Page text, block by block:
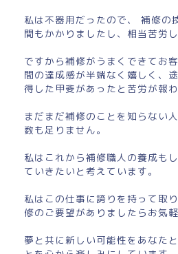
私は不器用だったので、 補修の
間もかかりましたし、相当苦労し
ですから補修がうまくできてお
間の達成感が半端なく嬉しく、
得した甲斐があったと苦労が報わ
まだまだ補修のことを知らない
数も足りません。
私はこれから補修職人の養成も
ていきたいと考えています。
私はこの仕事に誇りを持って取
修のご要望がありましたらお気
夢と共に新しい可能性をあなた